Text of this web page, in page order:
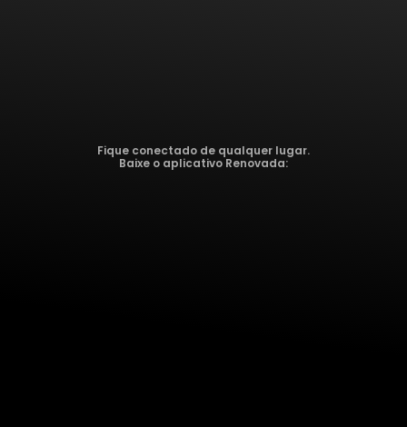
Fique conectado de qualquer lugar.
Baixe o aplicativo Renovada: